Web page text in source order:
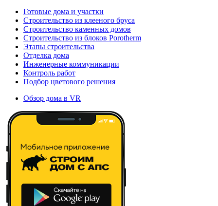
Готовые дома и участки
Строительство из клееного бруса
Строительство каменных домов
Строительство из блоков Porotherm
Этапы строительства
Отделка дома
Инженерные коммуникации
Контроль работ
Подбор цветового решения
Обзор дома в VR